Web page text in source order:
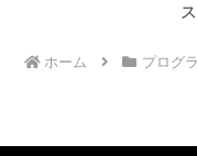
ホーム プログ